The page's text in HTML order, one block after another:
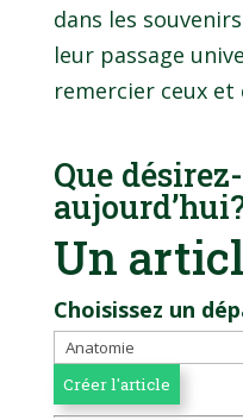
dans les
leur passage
remercier ceux et
Que
Un
Choisissez un